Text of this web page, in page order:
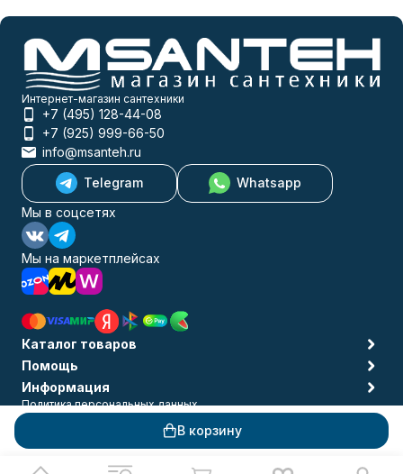
В корзину
Интернет-магазин сантехники
+7 (495) 128-44-08
+7 (925) 999-66-50
info@msanteh.ru
Telegram
Whatsapp
Мы в соцсетях
Мы на маркетплейсах
Каталог товаров
Помощь
Информация
Политика персональных данных
© 2009-2026 MSANTEH